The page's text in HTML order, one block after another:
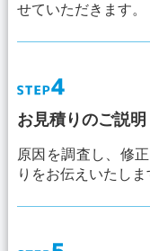
せていただきます。
お見積りのご説明
原因を調査し、修
りをお伝えいたしま